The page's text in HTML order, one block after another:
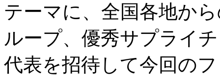
テーマに、全国各地か
ループ、優秀サプライ
代表を招待して今回の